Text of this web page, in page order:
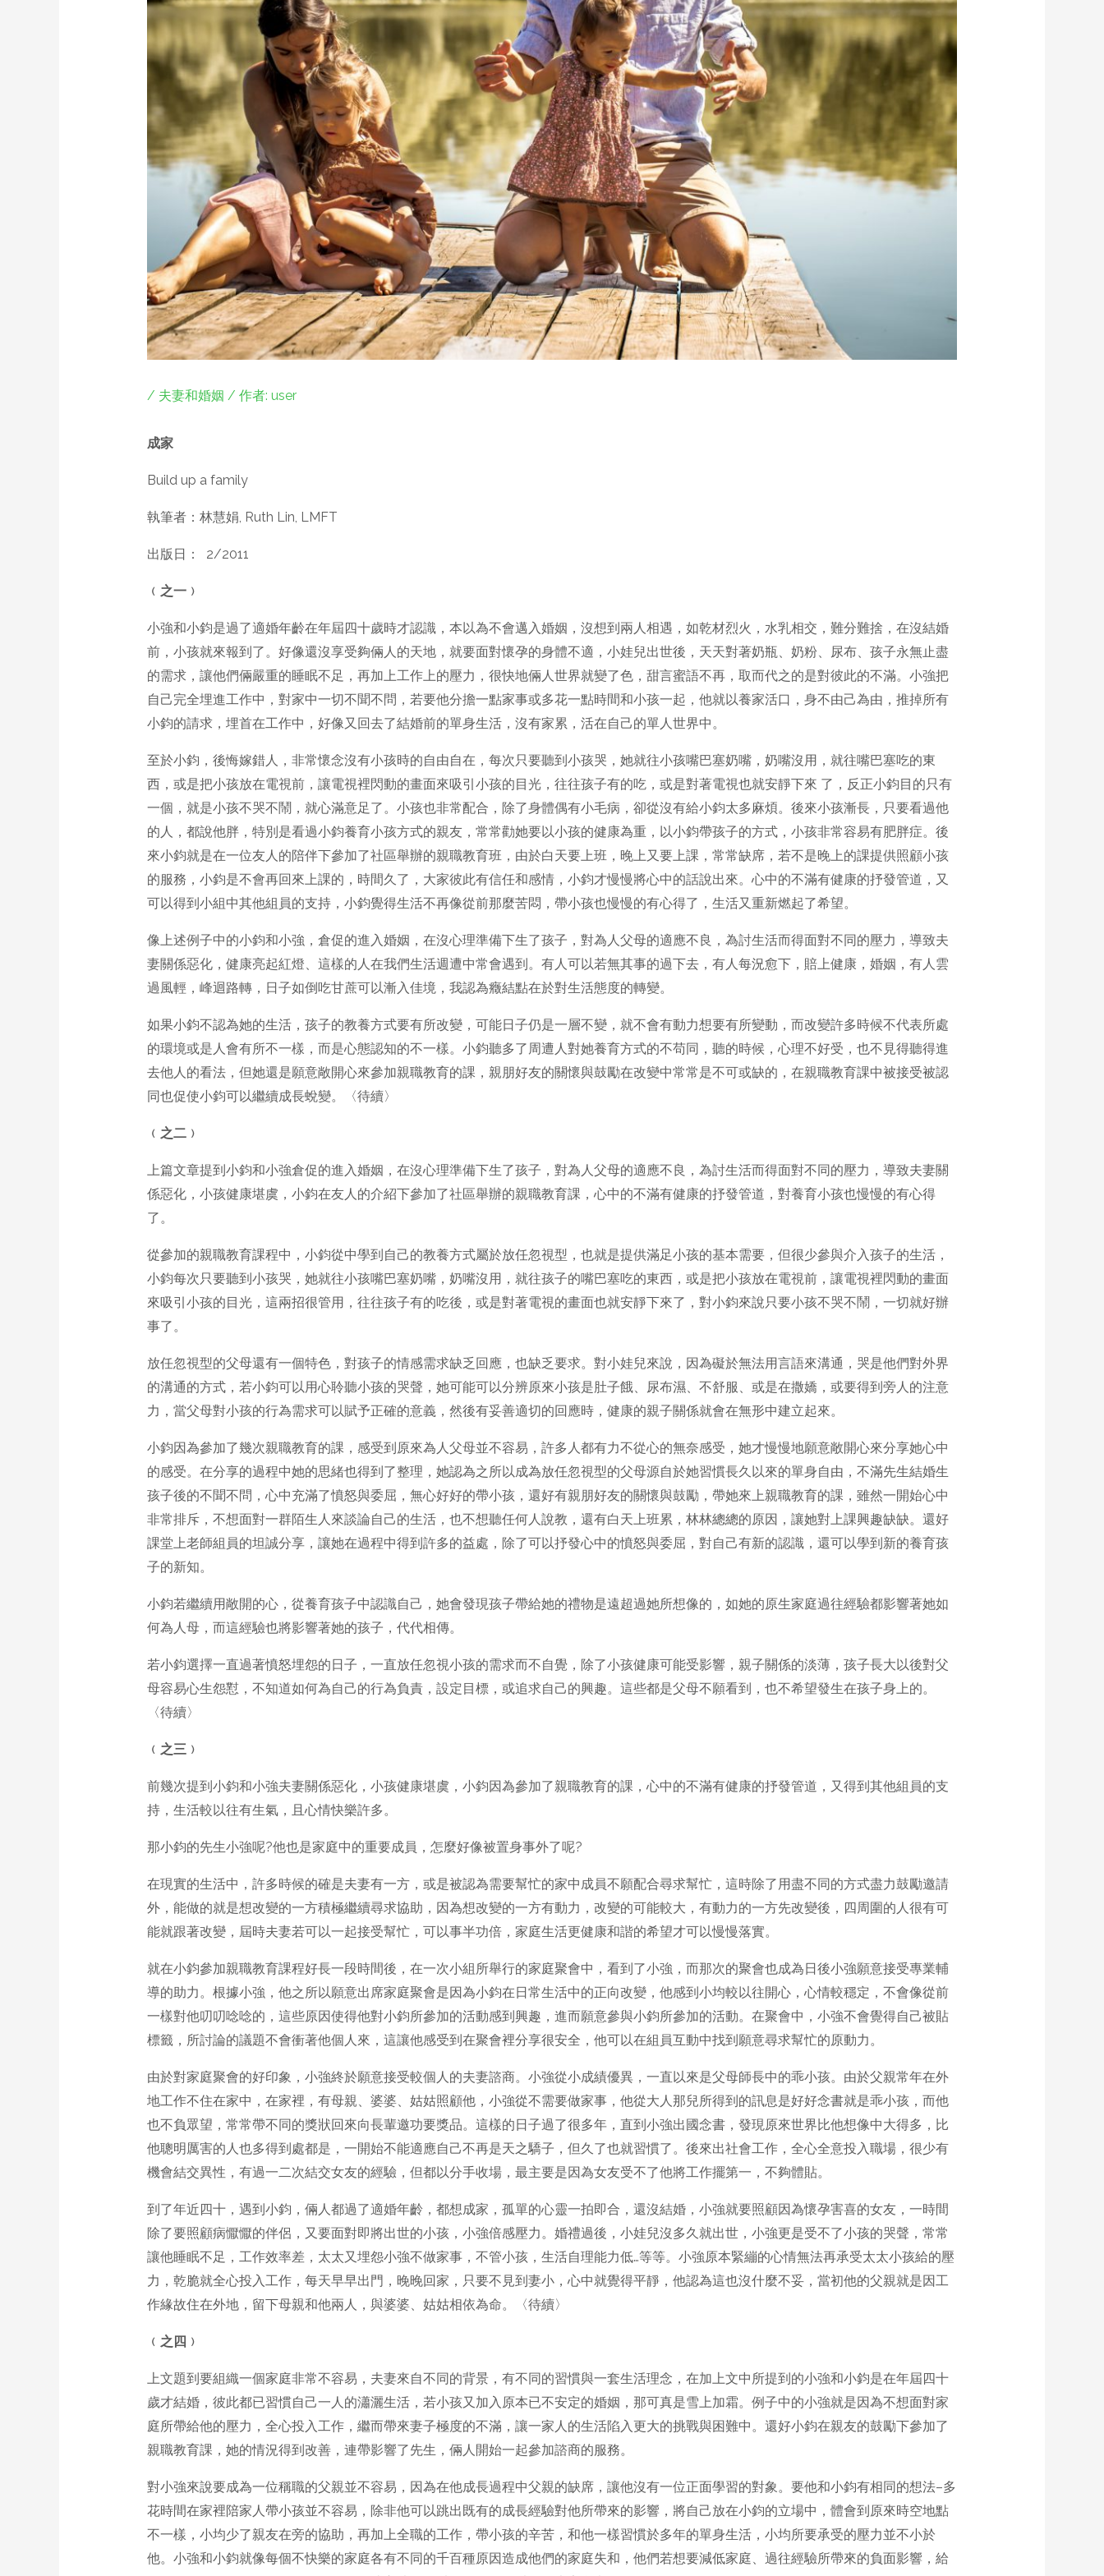
/ 夫妻和婚姻 / 作者: user
成家
Build up a family
執筆者：林慧娟, Ruth Lin, LMFT
出版日： 2/2011
﹙之一﹚
小強和小鈞是過了適婚年齡在年屆四十歲時才認識，本以為不會邁入婚姻，沒想到兩人相遇，如乾材烈火，水乳相交，難分難捨，在沒結婚
前，小孩就來報到了。好像還沒享受夠倆人的天地，就要面對懷孕的身體不適，小娃兒出世後，天天對著奶瓶、奶粉、尿布、孩子永無止盡
的需求，讓他們倆嚴重的睡眠不足，再加上工作上的壓力，很快地倆人世界就變了色，甜言蜜語不再，取而代之的是對彼此的不滿。小強把
自己完全埋進工作中，對家中一切不聞不問，若要他分擔一點家事或多花一點時間和小孩一起，他就以養家活口，身不由己為由，推掉所有
小鈞的請求，埋首在工作中，好像又回去了結婚前的單身生活，沒有家累，活在自己的單人世界中。
至於小鈞，後悔嫁錯人，非常懷念沒有小孩時的自由自在，每次只要聽到小孩哭，她就往小孩嘴巴塞奶嘴，奶嘴沒用，就往嘴巴塞吃的東
西，或是把小孩放在電視前，讓電視裡閃動的畫面來吸引小孩的目光，往往孩子有的吃，或是對著電視也就安靜下來 了，反正小鈞目的只有
一個，就是小孩不哭不鬧，就心滿意足了。小孩也非常配合，除了身體偶有小毛病，卻從沒有給小鈞太多麻煩。後來小孩漸長，只要看過他
的人，都說他胖，特別是看過小鈞養育小孩方式的親友，常常勸她要以小孩的健康為重，以小鈞帶孩子的方式，小孩非常容易有肥胖症。後
來小鈞就是在一位友人的陪伴下參加了社區舉辦的親職教育班，由於白天要上班，晚上又要上課，常常缺席，若不是晚上的課提供照顧小孩
的服務，小鈞是不會再回來上課的，時間久了，大家彼此有信任和感情，小鈞才慢慢將心中的話說出來。心中的不滿有健康的抒發管道，又
可以得到小組中其他組員的支持，小鈞覺得生活不再像從前那麼苦悶，帶小孩也慢慢的有心得了，生活又重新燃起了希望。
像上述例子中的小鈞和小強，倉促的進入婚姻，在沒心理準備下生了孩子，對為人父母的適應不良，為討生活而得面對不同的壓力，導致夫
妻關係惡化，健康亮起紅燈、這樣的人在我們生活週遭中常會遇到。有人可以若無其事的過下去，有人每況愈下，賠上健康，婚姻，有人雲
過風輕，峰迴路轉，日子如倒吃甘蔗可以漸入佳境，我認為癥結點在於對生活態度的轉變。
如果小鈞不認為她的生活，孩子的教養方式要有所改變，可能日子仍是一層不變，就不會有動力想要有所變動，而改變許多時候不代表所處
的環境或是人會有所不一樣，而是心態認知的不一樣。小鈞聽多了周遭人對她養育方式的不苟同，聽的時候，心理不好受，也不見得聽得進
去他人的看法，但她還是願意敞開心來參加親職教育的課，親朋好友的關懷與鼓勵在改變中常常是不可或缺的，在親職教育課中被接受被認
同也促使小鈞可以繼續成長蛻變。〈待續〉
﹙之二﹚
上篇文章提到小鈞和小強倉促的進入婚姻，在沒心理準備下生了孩子，對為人父母的適應不良，為討生活而得面對不同的壓力，導致夫妻關
係惡化，小孩健康堪虞，小鈞在友人的介紹下參加了社區舉辦的親職教育課，心中的不滿有健康的抒發管道，對養育小孩也慢慢的有心得
了。
從參加的親職教育課程中，小鈞從中學到自己的教養方式屬於放任忽視型，也就是提供滿足小孩的基本需要，但很少參與介入孩子的生活，
小鈞每次只要聽到小孩哭，她就往小孩嘴巴塞奶嘴，奶嘴沒用，就往孩子的嘴巴塞吃的東西，或是把小孩放在電視前，讓電視裡閃動的畫面
來吸引小孩的目光，這兩招很管用，往往孩子有的吃後，或是對著電視的畫面也就安靜下來了，對小鈞來說只要小孩不哭不鬧，一切就好辦
事了。
放任忽視型的父母還有一個特色，對孩子的情感需求缺乏回應，也缺乏要求。對小娃兒來說，因為礙於無法用言語來溝通，哭是他們對外界
的溝通的方式，若小鈞可以用心聆聽小孩的哭聲，她可能可以分辨原來小孩是肚子餓、尿布濕、不舒服、或是在撒嬌，或要得到旁人的注意
力，當父母對小孩的行為需求可以賦予正確的意義，然後有妥善適切的回應時，健康的親子關係就會在無形中建立起來。
小鈞因為參加了幾次親職教育的課，感受到原來為人父母並不容易，許多人都有力不從心的無奈感受，她才慢慢地願意敞開心來分享她心中
的感受。在分享的過程中她的思緒也得到了整理，她認為之所以成為放任忽視型的父母源自於她習慣長久以來的單身自由，不滿先生結婚生
孩子後的不聞不問，心中充滿了憤怒與委屈，無心好好的帶小孩，還好有親朋好友的關懷與鼓勵，帶她來上親職教育的課，雖然一開始心中
非常排斥，不想面對一群陌生人來談論自己的生活，也不想聽任何人說教，還有白天上班累，林林總總的原因，讓她對上課興趣缺缺。還好
課堂上老師組員的坦誠分享，讓她在過程中得到許多的益處，除了可以抒發心中的憤怒與委屈，對自己有新的認識，還可以學到新的養育孩
子的新知。
小鈞若繼續用敞開的心，從養育孩子中認識自己，她會發現孩子帶給她的禮物是遠超過她所想像的，如她的原生家庭過往經驗都影響著她如
何為人母，而這經驗也將影響著她的孩子，代代相傳。
若小鈞選擇一直過著憤怒埋怨的日子，一直放任忽視小孩的需求而不自覺，除了小孩健康可能受影響，親子關係的淡薄，孩子長大以後對父
母容易心生怨懟，不知道如何為自己的行為負責，設定目標，或追求自己的興趣。這些都是父母不願看到，也不希望發生在孩子身上的。
〈待續〉
﹙之三 ﹚
前幾次提到小鈞和小強夫妻關係惡化，小孩健康堪虞，小鈞因為參加了親職教育的課，心中的不滿有健康的抒發管道，又得到其他組員的支
持，生活較以往有生氣，且心情快樂許多。
那小鈞的先生小強呢?他也是家庭中的重要成員，怎麼好像被置身事外了呢?
在現實的生活中，許多時候的確是夫妻有一方，或是被認為需要幫忙的家中成員不願配合尋求幫忙，這時除了用盡不同的方式盡力鼓勵邀請
外，能做的就是想改變的一方積極繼續尋求協助，因為想改變的一方有動力，改變的可能較大，有動力的一方先改變後，四周圍的人很有可
能就跟著改變，屆時夫妻若可以一起接受幫忙，可以事半功倍，家庭生活更健康和諧的希望才可以慢慢落實。
就在小鈞參加親職教育課程好長一段時間後，在一次小組所舉行的家庭聚會中，看到了小強，而那次的聚會也成為日後小強願意接受專業輔
導的助力。根據小強，他之所以願意出席家庭聚會是因為小鈞在日常生活中的正向改變，他感到小均較以往開心，心情較穩定，不會像從前
一樣對他叨叨唸唸的，這些原因使得他對小鈞所參加的活動感到興趣，進而願意參與小鈞所參加的活動。在聚會中，小強不會覺得自己被貼
標籤，所討論的議題不會衝著他個人來，這讓他感受到在聚會裡分享很安全，他可以在組員互動中找到願意尋求幫忙的原動力。
由於對家庭聚會的好印象，小強終於願意接受較個人的夫妻諮商。小強從小成績優異，一直以來是父母師長中的乖小孩。由於父親常年在外
地工作不住在家中，在家裡，有母親、婆婆、姑姑照顧他，小強從不需要做家事，他從大人那兒所得到的訊息是好好念書就是乖小孩，而他
也不負眾望，常常帶不同的獎狀回來向長輩邀功要獎品。這樣的日子過了很多年，直到小強出國念書，發現原來世界比他想像中大得多，比
他聰明厲害的人也多得到處都是，一開始不能適應自己不再是天之驕子，但久了也就習慣了。後來出社會工作，全心全意投入職場，很少有
機會結交異性，有過一二次結交女友的經驗，但都以分手收場，最主要是因為女友受不了他將工作擺第一，不夠體貼。
到了年近四十，遇到小鈞，倆人都過了適婚年齡，都想成家，孤單的心靈一拍即合，還沒結婚，小強就要照顧因為懷孕害喜的女友，一時間
除了要照顧病懨懨的伴侶，又要面對即將出世的小孩，小強倍感壓力。婚禮過後，小娃兒沒多久就出世，小強更是受不了小孩的哭聲，常常
讓他睡眠不足，工作效率差，太太又埋怨小強不做家事，不管小孩，生活自理能力低…等等。小強原本緊繃的心情無法再承受太太小孩給的壓
力，乾脆就全心投入工作，每天早早出門，晚晚回家，只要不見到妻小，心中就覺得平靜，他認為這也沒什麼不妥，當初他的父親就是因工
作緣故住在外地，留下母親和他兩人，與婆婆、姑姑相依為命。〈待續〉
﹙之四 ﹚
上文題到要組織一個家庭非常不容易，夫妻來自不同的背景，有不同的習慣與一套生活理念，在加上文中所提到的小強和小鈞是在年屆四十
歲才結婚，彼此都已習慣自己一人的瀟灑生活，若小孩又加入原本已不安定的婚姻，那可真是雪上加霜。例子中的小強就是因為不想面對家
庭所帶給他的壓力，全心投入工作，繼而帶來妻子極度的不滿，讓一家人的生活陷入更大的挑戰與困難中。還好小鈞在親友的鼓勵下參加了
親職教育課，她的情況得到改善，連帶影響了先生，倆人開始一起參加諮商的服務。
對小強來說要成為一位稱職的父親並不容易，因為在他成長過程中父親的缺席，讓他沒有一位正面學習的對象。要他和小鈞有相同的想法–多
花時間在家裡陪家人帶小孩並不容易，除非他可以跳出既有的成長經驗對他所帶來的影響，將自己放在小鈞的立場中，體會到原來時空地點
不一樣，小均少了親友在旁的協助，再加上全職的工作，帶小孩的辛苦，和他一樣習慣於多年的單身生活，小均所要承受的壓力並不小於
他。小強和小鈞就像每個不快樂的家庭各有不同的千百種原因造成他們的家庭失和，他們若想要減低家庭、過往經驗所帶來的負面影響，給